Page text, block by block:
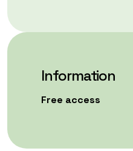
Information
Free access